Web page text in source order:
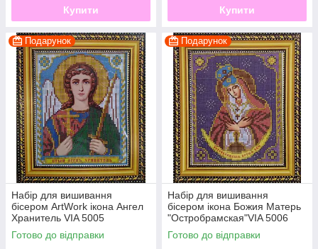
Купити Купити
Подарунок
Набір для вишивання
бісером ArtWork ікона Ангел
Хранитель VIA 5005
Готово до відправки
Подарунок
Набір для вишивання
бісером ікона Божия Матерь
"Остробрамская"VIA 5006
Готово до відправки